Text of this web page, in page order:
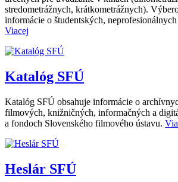
stredometrážnych, krátkometrážnych).
informácie o študentských,
Viacej
Katalóg SFÚ
Katalóg SFÚ obsahuje informácie o
filmových, knižničných, informačných a
a fondoch Slovenského filmového ústavu.
Heslár SFÚ